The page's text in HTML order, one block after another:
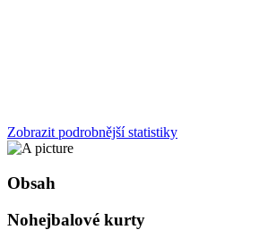
Zobrazit podrobnější statistiky
Obsah
Nohejbalové kurty